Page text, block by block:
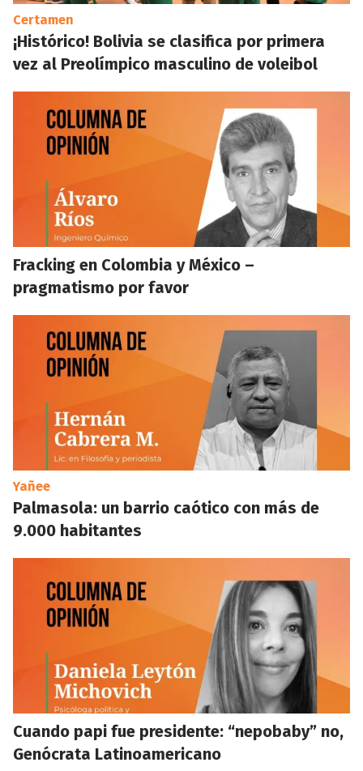
Certamen
¡Histórico! Bolivia se clasifica por primera
vez al Preolímpico masculino de voleibol
Fracking en Colombia y México –
pragmatismo por favor
Yañee
Palmasola: un barrio caótico con más de
9.000 habitantes
Cuando papi fue presidente: “nepobaby” no,
Genócrata Latinoamericano